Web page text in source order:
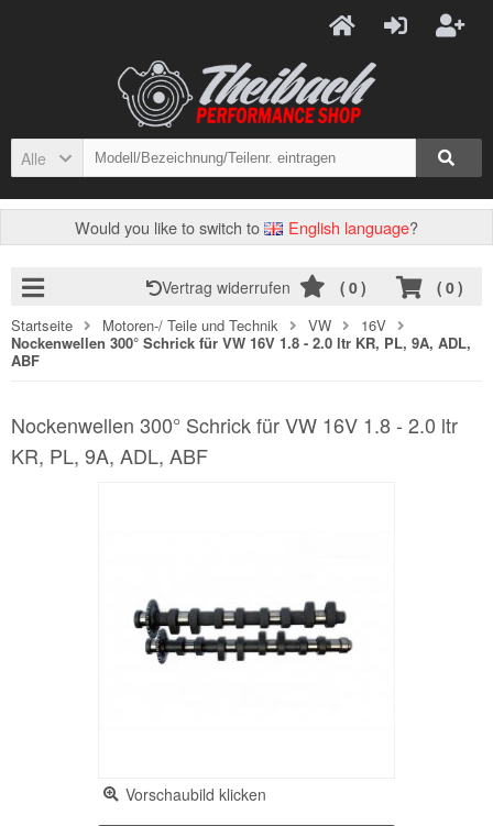
Alle
Would you like to switch to English language?
( 0)
Vertrag widerrufen ( 0)
Startseite Motoren-/ Teile und Technik VW
16V
Nockenwellen 300° Schrick für VW 16V 1.8 - 2.0 ltr KR, PL, 9A, ADL,
ABF
Nockenwellen 300° Schrick für VW 16V 1.8 - 2.0 ltr
KR, PL, 9A, ADL, ABF
Vorschaubild klicken